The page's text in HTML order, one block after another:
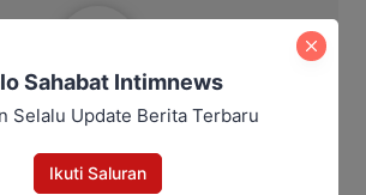
Sahabat Intimnews
Selalu Update Berita Terbaru
Ikuti Saluran